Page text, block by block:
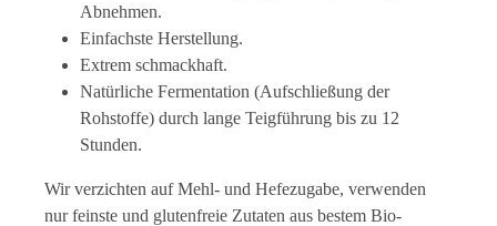
Abnehmen.
Einfachste Herstellung.
Extrem schmackhaft.
Natürliche Fermentation (Aufschließung der
Rohstoffe) durch lange Teigführung bis zu 12
Stunden.
Wir verzichten auf Mehl- und Hefezugabe, verwenden
nur feinste und glutenfreie Zutaten aus bestem Bio-